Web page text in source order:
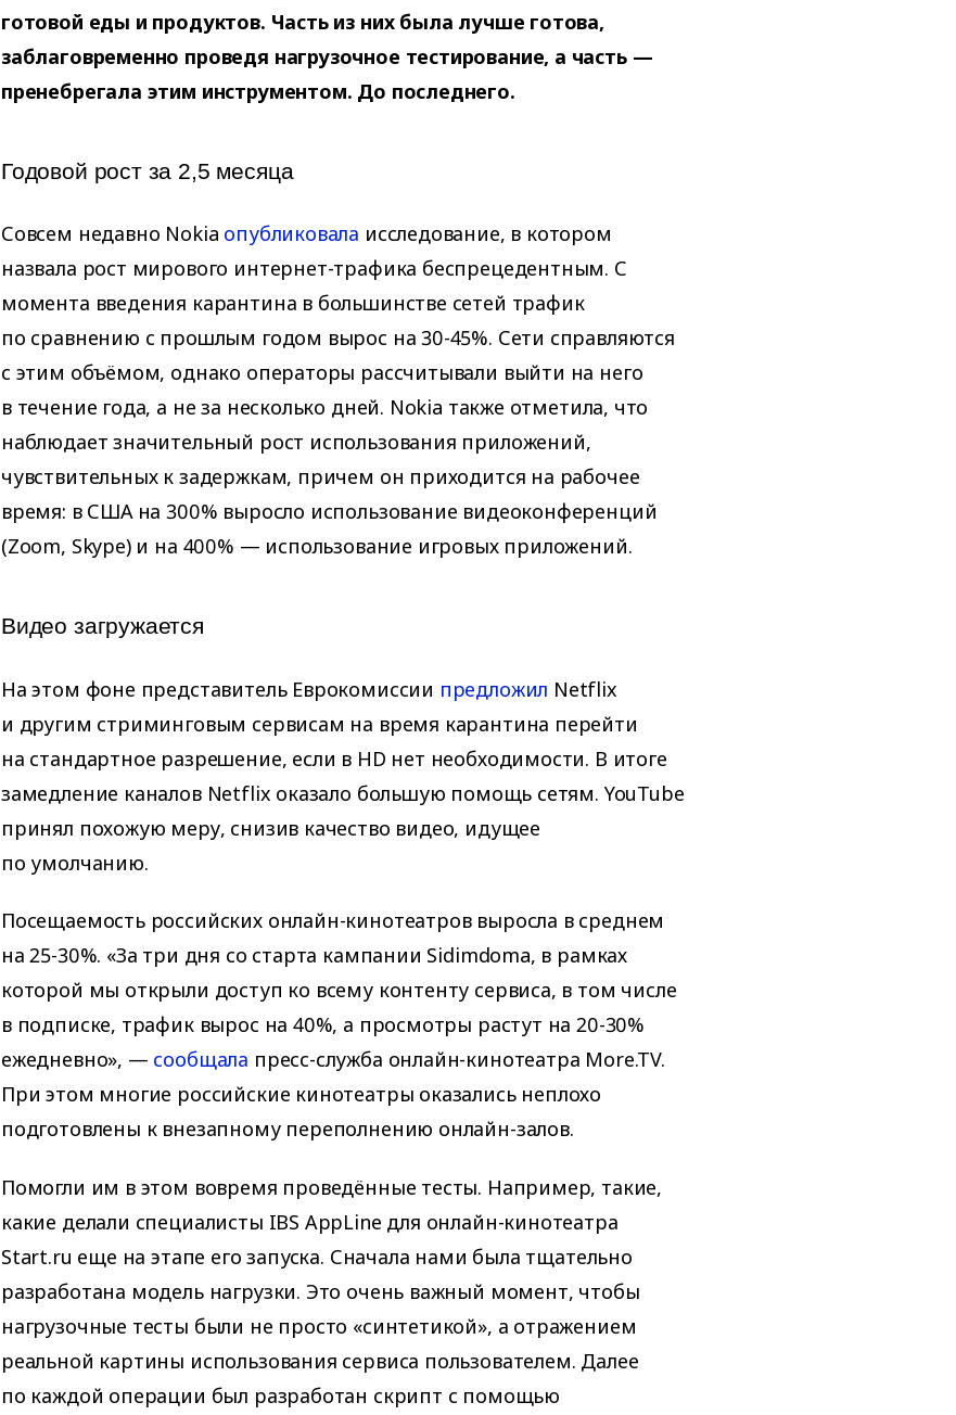
готовой еды и продуктов. Часть из них была лучше готова,
заблаговременно проведя нагрузочное тестирование, а часть —
пренебрегала этим инструментом. До последнего.
Годовой рост за 2,5 месяца
Совсем недавно Nokia опубликовала исследование, в котором
назвала рост мирового интернет-трафика беспрецедентным. С
момента введения карантина в большинстве сетей трафик
по сравнению с прошлым годом вырос на 30-45%. Сети справляются
с этим объёмом, однако операторы рассчитывали выйти на него
в течение года, а не за несколько дней. Nokia также отметила, что
наблюдает значительный рост использования приложений,
чувствительных к задержкам, причем он приходится на рабочее
время: в США на 300% выросло использование видеоконференций
(Zoom, Skype) и на 400% — использование игровых приложений.
Видео загружается
На этом фоне представитель Еврокомиссии предложил Netflix
и другим стриминговым сервисам на время карантина перейти
на стандартное разрешение, если в HD нет необходимости. В итоге
замедление каналов Netflix оказало большую помощь сетям. YouTube
принял похожую меру, снизив качество видео, идущее
по умолчанию.
Посещаемость российских онлайн-кинотеатров выросла в среднем
на 25-30%. «За три дня со старта кампании Sidimdoma, в рамках
которой мы открыли доступ ко всему контенту сервиса, в том числе
в подписке, трафик вырос на 40%, а просмотры растут на 20-30%
ежедневно», — сообщала пресс-служба онлайн-кинотеатра More.TV.
При этом многие российские кинотеатры оказались неплохо
подготовлены к внезапному переполнению онлайн-залов.
Помогли им в этом вовремя проведённые тесты. Например, такие,
какие делали специалисты IBS AppLinе для онлайн-кинотеатра
Start.ru eще на этапе его запуска. Сначала нами была тщательно
разработана модель нагрузки. Это очень важный момент, чтобы
нагрузочные тесты были не просто «синтетикой», а отражением
реальной картины использования сервиса пользователем. Далее
по каждой операции был разработан скрипт с помощью